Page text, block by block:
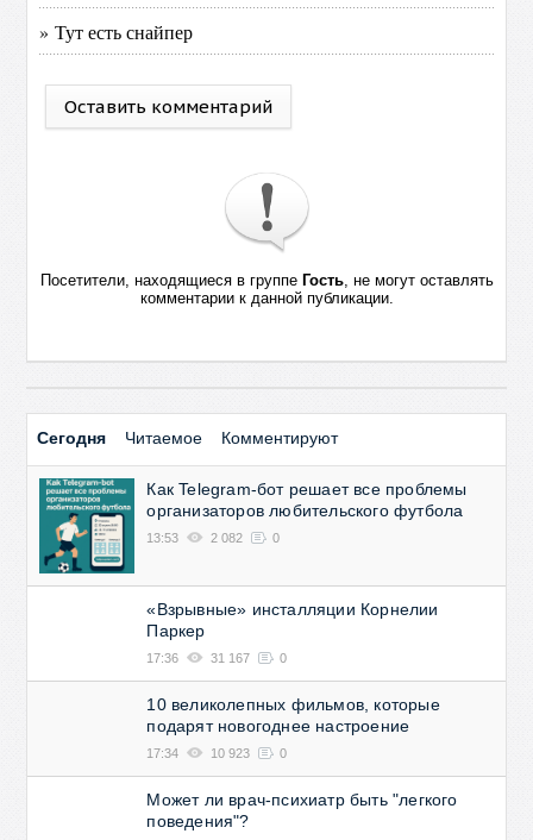
» Тут есть снайпер
Оставить комментарий
Посетители, находящиеся в группе Гость, не могут оставлять
комментарии к данной публикации.
Сегодня Читаемое Комментируют
Как Telegram-бот решает все проблемы
организаторов любительского футбола
13:53 2 082 0
«Взрывные» инсталляции Корнелии
Паркер
17:36 31 167 0
10 великолепных фильмов, которые
подарят новогоднее настроение
17:34 10 923 0
Может ли врач-психиатр быть "легкого
поведения"?